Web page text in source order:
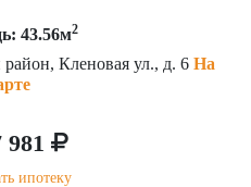
43.56м2
Кленовая ул., д. 6 На
981
ипотеку